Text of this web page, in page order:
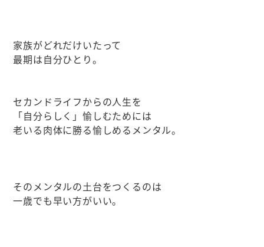
家族がどれだけいたって
最期は自分ひとり。
セカンドライフからの人生を
「自分らしく」愉しむためには
老いる肉体に勝る愉しめるメンタル。
そのメンタルの土台をつくるのは
一歳でも早い方がいい。